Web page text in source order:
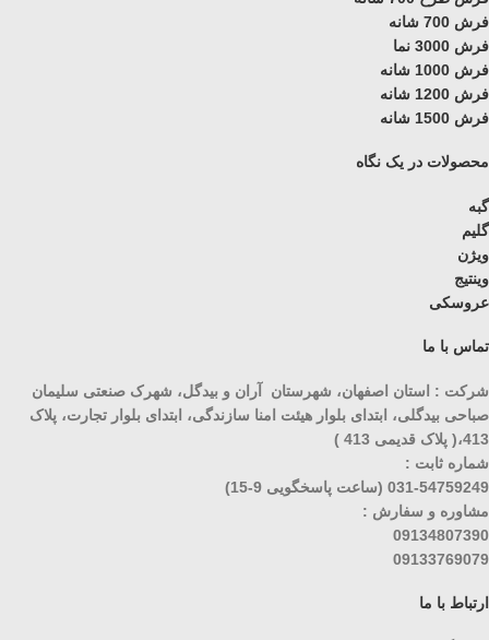
فرش 700 شانه
فرش 3000 نما
فرش 1000 شانه
فرش 1200 شانه
فرش 1500 شانه
محصولات در یک نگاه
گبه
گلیم
ویژن
وینتیج
عروسکی
تماس با ما
شرکت : استان اصفهان، شهرستان آران و بیدگل، شهرک صنعتی سلیمان
صباحی بیدگلی، ابتدای بلوار هیئت امنا سازندگی، ابتدای بلوار تجارت، پلاک
413،( پلاک قدیمی 413 )
شماره ثابت :
031-54759249 (ساعت پاسخگویی 9-15)
مشاوره و سفارش :
09134807390
09133769079
ارتباط با ما